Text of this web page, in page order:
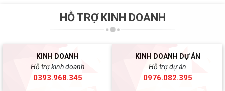
HỖ TRỢ KINH DOANH
KINH DOANH
Hỗ trợ kinh doanh
0393.968.345
KINH DOANH DỰ ÁN
Hỗ trợ dự án
0976.082.395